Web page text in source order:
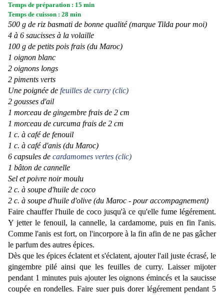
Temps de préparation : 15 min
Temps de cuisson : 28 min
500 g de riz basmati de bonne qualité (marque Tilda pour moi)
4 à 6 saucisses à la volaille
100 g de petits pois frais (du Maroc)
1 oignon blanc
2 oignons longs
2 piments verts
Une poignée de feuilles de curry (clic)
2 gousses d'ail
1 morceau de gingembre frais de 2 cm
1 morceau de curcuma frais de 2 cm
1 c. à café de fenouil
1 c. à café d'anis (du Maroc)
6 capsules de cardamomes vertes (clic)
1 bâton de cannelle
Sel et poivre noir moulu
2 c. à soupe d'huile de coco
2 c. à soupe d'huile d'olive (du Maroc - pour accompagnement)
Faire chauffer l'huile de coco jusqu'à ce qu'elle fume légérement.
Y jetter le fenouil, la cannelle, la cardamome, puis en fin l'anis.
Comme l'anis est fort, on l'incorpore à la fin afin de ne pas gâcher
le parfum des autres épices.
Dès que les épices éclatent et s'éclatent, ajouter l'ail juste écrasé, le
gingembre pilé ainsi que les feuilles de curry. Laisser mijoter
pendant 1 minutes puis ajouter les oignons émincés et la saucisse
coupée en rondelles. Faire suer puis dorer légérement pendant 5